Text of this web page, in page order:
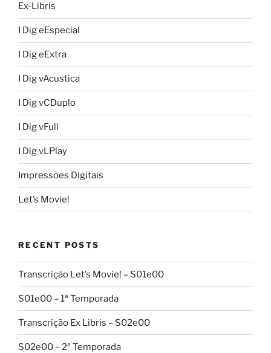
Ex-Libris
I Dig eEspecial
I Dig eExtra
I Dig vAcustica
I Dig vCDuplo
I Dig vFull
I Dig vLPlay
Impressões Digitais
Let’s Movie!
RECENT POSTS
Transcrição Let’s Movie! – S01e00
S01e00 – 1ª Temporada
Transcrição Ex Libris – S02e00
S02e00 – 2ª Temporada